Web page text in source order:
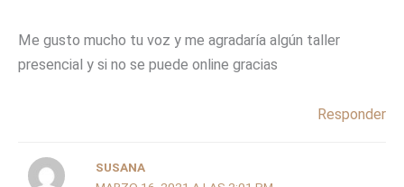
Me gusto mucho tu voz y me agradaría algún taller
presencial y si no se puede online gracias
Responder
SUSANA